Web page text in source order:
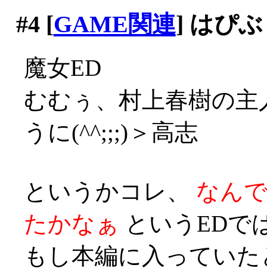
#4[GAME関連] はぴ
魔女ED
むむぅ、村上春樹の
うに(^^;;;)＞高志
というかコレ、 なん
たかなぁ というEDで
もし本編に入ってい